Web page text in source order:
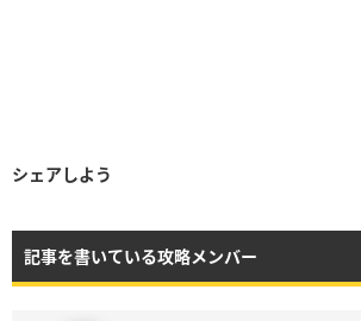
シェアしよう
記事を書いている攻略メンバー